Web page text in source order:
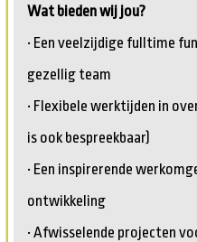
Wat bieden wij jou?
• Een veelzijdige fulltime
gezellig team
• Flexibele werktijden in
is ook bespreekbaar)
• Een inspirerende
ontwikkeling
• Afwisselende projecten